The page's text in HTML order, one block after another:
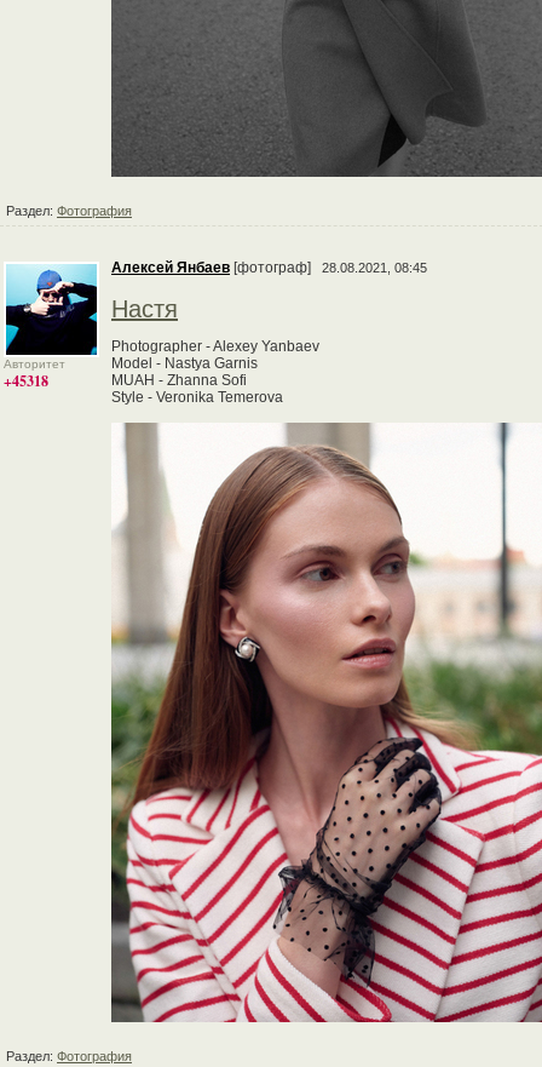
Раздел: Фотография
Авторитет
+45318
Алексей Янбаев [фотограф] 28.08.2021, 08:45
Настя
Photographer - Alexey Yanbaev
Model - Nastya Garnis
MUAH - Zhanna Sofi
Style - Veronika Temerova
Раздел: Фотография